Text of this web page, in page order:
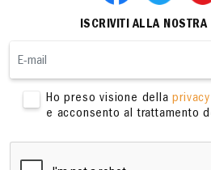
ISCRIVITI ALLA NOSTRA
Ho preso visione della
e acconsento al trattamento